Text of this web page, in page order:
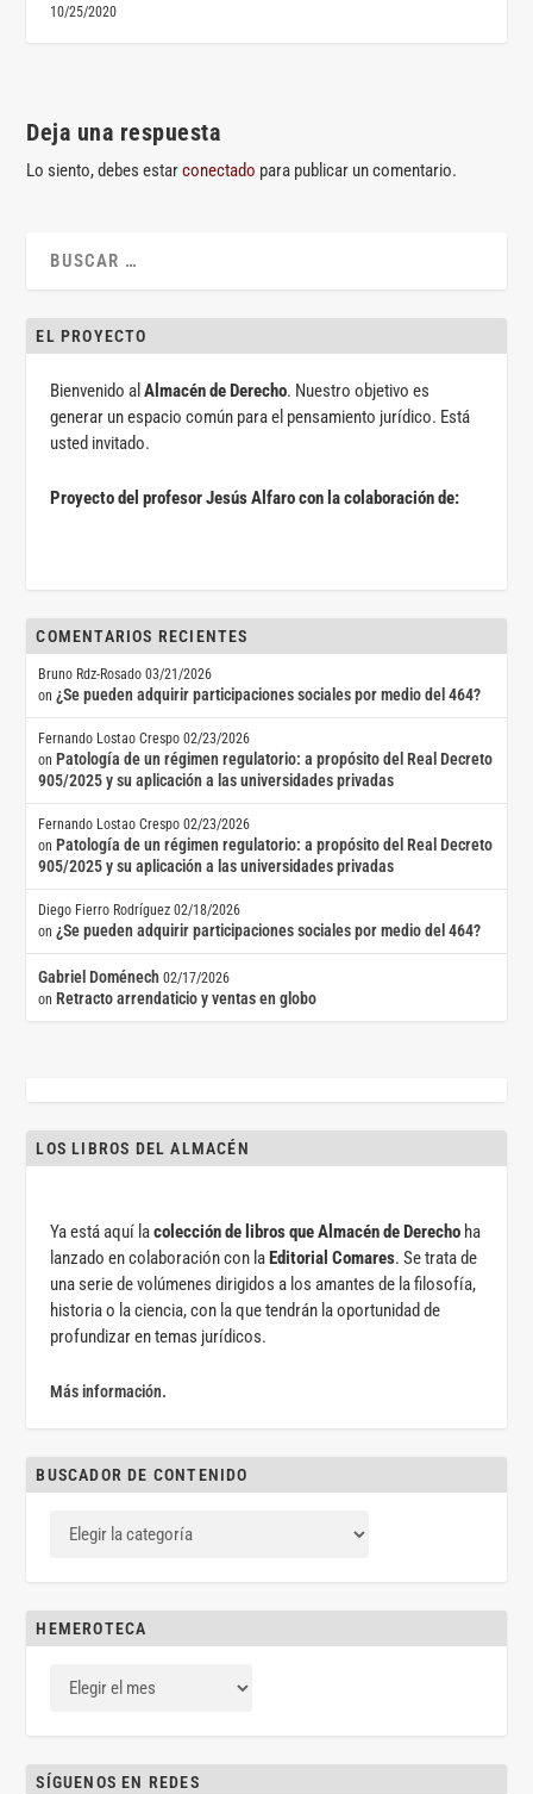
10/25/2020
Deja una respuesta
Lo siento, debes estarconectado para publicar un comentario.
EL PROYECTO
Bienvenido alAlmacén de Derecho. Nuestro objetivo es
generar un espacio común para el pensamiento jurídico. Está
usted invitado.
Proyecto del profesor Jesús Alfaro con la colaboración de:
COMENTARIOS RECIENTES
Bruno Rdz-Rosado 03/21/2026
on¿Se pueden adquirir participaciones sociales por medio del 464?
Fernando Lostao Crespo 02/23/2026
on Patología de un régimen regulatorio: a propósito del Real Decreto
905/2025 y su aplicación a las universidades privadas
Fernando Lostao Crespo 02/23/2026
on Patología de un régimen regulatorio: a propósito del Real Decreto
905/2025 y su aplicación a las universidades privadas
Diego Fierro Rodríguez 02/18/2026
on¿Se pueden adquirir participaciones sociales por medio del 464?
Gabriel Doménech 02/17/2026
on Retracto arrendaticio y ventas en globo
LOS LIBROS DEL ALMACÉN
Ya está aquí lacolección de libros que Almacén de Derecho ha
lanzado en colaboración con la Editorial Comares. Se trata de
una serie de volúmenes dirigidos a los amantes de la filosofía,
historia o la ciencia, con la que tendrán la oportunidad de
profundizar en temas jurídicos.
Más información.
BUSCADOR DE CONTENIDO
HEMEROTECA
SÍGUENOS EN REDES